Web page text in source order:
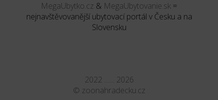
MegaUbytko.cz & MegaUbytovanie.sk =
nejnavštěvovanější ubytovací portál v Česku a na
Slovensku
2022 ....... 2026
© zoonahradecku.cz